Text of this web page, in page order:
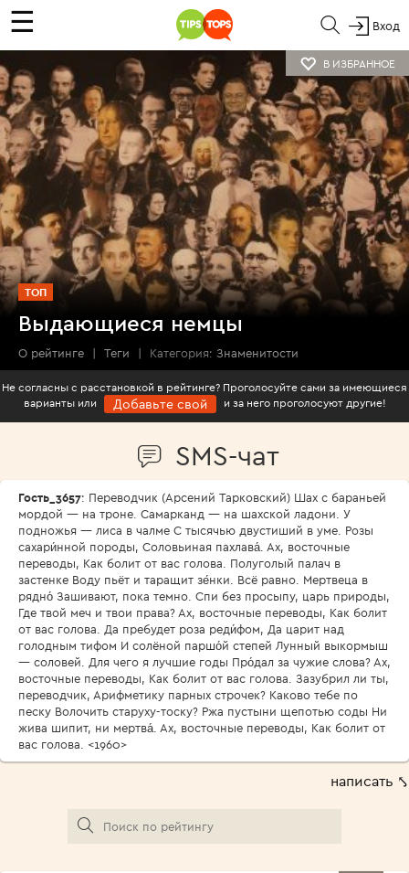
☰ Вход
В ИЗБРАННОЕ
ТОП
Выдающиеся немцы
О рейтинге | Теги | Категория: Знаменитости
Не согласны с расстановкой в рейтинге? Проголосуйте сами за имеющиеся
варианты или
Добавьте свой и за него проголосуют другие!
SMS-чат
Гость_3657: Переводчик (Арсений Тарковский) Шах с бараньей
мордой — на троне. Самарканд — на шахской ладони. У
подножья — лиса в чалме С тысячью двустиший в уме. Розы
сахари́нной породы, Соловьиная пахлава́. Ах, восточные
переводы, Как болит от вас голова. Полуголый палач в
застенке Воду пьёт и таращит зе́нки. Всё равно. Мертвеца в
рядно́ Зашивают, пока темно. Спи без просыпу, царь природы,
Где твой меч и твои права? Ах, восточные переводы, Как болит
от вас голова. Да пребудет роза реди́фом, Да царит над
голодным тифом И солёной паршо́й степей Лунный выкормыш
— соловей. Для чего я лучшие годы Про́дал за чужие слова? Ах,
восточные переводы, Как болит от вас голова. Зазубрил ли ты,
переводчик, Арифметику парных строчек? Каково тебе по
песку Волочить старуху-тоску? Ржа пустыни щепотью соды Ни
жива шипит, ни мертва́. Ах, восточные переводы, Как болит от
вас голова. <1960>
написать ⤣